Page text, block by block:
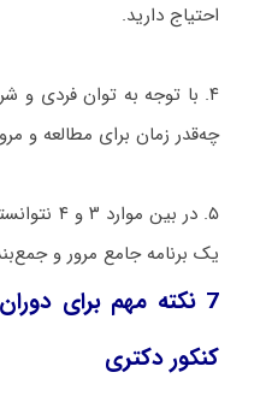
احتیاج دارید.
۴. با توجه به توان فردی‌ و
چه‌قدر زمان برای مطالعه و
۵. در بین
یک برنامه جامع مرور و
7 نکته مهم برای
کنکور دکتری